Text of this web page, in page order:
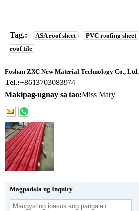
Tag.: ASA roof sheet PVC roofing sheet
roof tile
Foshan ZXC New Material Technology Co., Ltd.
Tel.:+8613703083974
Makipag-ugnay sa tao:Miss Mary
Magpadala ng Inquiry